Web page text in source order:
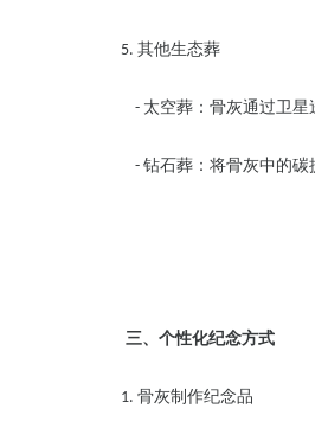
5. 其他生态葬
- 太空葬：骨灰通过卫
- 钻石葬：将骨灰中的
三、个性化纪念方式
1. 骨灰制作纪念品